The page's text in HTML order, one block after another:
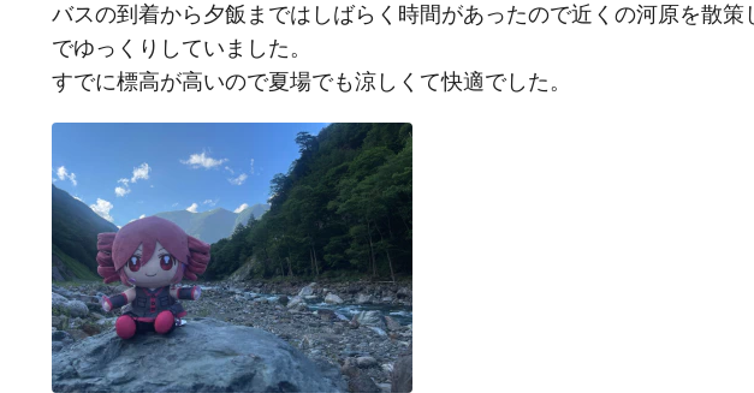
バスの到着から夕飯まではしばらく時間があったので近くの河原を散策
でゆっくりしていました。
すでに標高が高いので夏場でも涼しくて快適でした。